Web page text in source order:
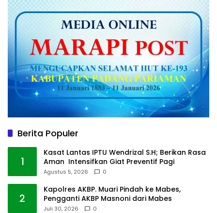
Berita Populer
1
Kasat Lantas IPTU Wendrizal S.H; Berikan Rasa
Aman Intensifkan Giat Preventif Pagi
Agustus 5, 2026 0
2
Kapolres AKBP. Muari Pindah ke Mabes,
Pengganti AKBP Masnoni dari Mabes
Juli 30, 2026 0